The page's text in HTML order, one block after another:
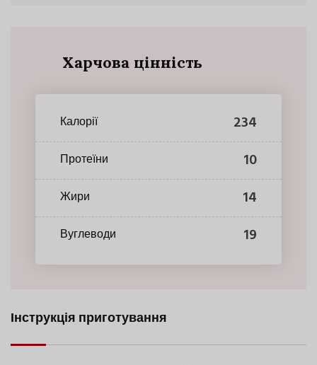
Харчова цінність
Калорії 234
Протеїни 10
Жири 14
Вуглеводи 19
Інструкція приготування